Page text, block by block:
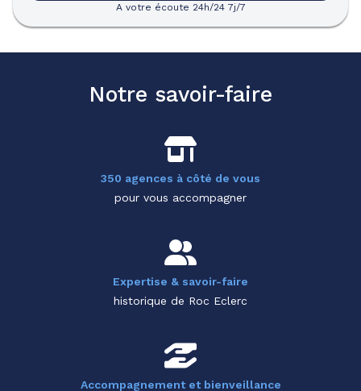
A votre écoute 24h/24 7j/7
Notre savoir-faire
350 agences à côté de vous
pour vous accompagner
Expertise & savoir-faire
historique de Roc Eclerc
Accompagnement et bienveillance